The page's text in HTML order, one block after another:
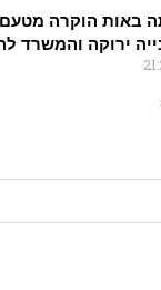
באות הוקרה
ירוקה והמשרד